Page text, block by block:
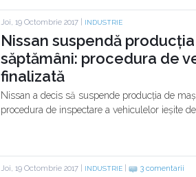
Joi, 19 Octombrie 2017 | INDUSTRIE
Nissan suspendă
săptămâni: procedura de
finalizată
Nissan a decis să suspende producția de
procedura de inspectare a vehiculelor ieșite
Joi, 19 Octombrie 2017 | INDUSTRIE 3 comentarii